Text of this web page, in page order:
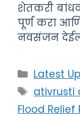
शेतकरी
पूर्ण करा
नवसंजन देईल
Latest
Tags
ativrusti
Flood